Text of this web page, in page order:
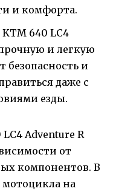
и комфорта.
KTM 640 LC4
и легкую
безопасность и
даже с
езды.
Adventure R
от
компонентов. В
мотоцикла на